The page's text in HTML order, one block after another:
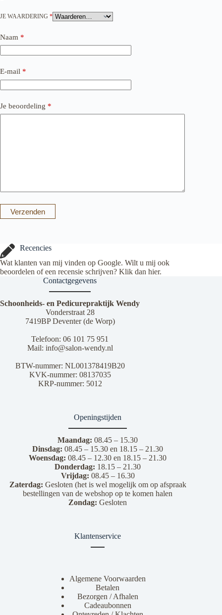
JE WAARDERING *
Naam *
E-mail *
Je beoordeling *
Verzenden
Recencies
Wat klanten van mij vinden op Google. Wilt u mij ook
beoordelen of een recensie schrijven? Klik dan hier.
Contactgegevens
Schoonheids- en Pedicurepraktijk Wendy
Vonderstraat 28
7419BP Deventer (de Worp)
Telefoon: 06 101 75 951
Mail: info@salon-wendy.nl
BTW-nummer: NL001378419B20
KVK-nummer: 08137035
KRP-nummer: 5012
Openingstijden
Maandag:08.45 – 15.30
Dinsdag: 08.45 – 15.30 en 18.15 – 21.30
Woensdag: 08.45 – 12.30 en 18.15 – 21.30
Donderdag: 18.15 – 21.30
Vrijdag: 08.45 – 16.30
Zaterdag: Gesloten (het is wel mogelijk om op afspraak
bestellingen van de webshop op te komen halen
Zondag: Gesloten
Klantenservice
Algemene Voorwaarden
Betalen
Bezorgen / Afhalen
Cadeaubonnen